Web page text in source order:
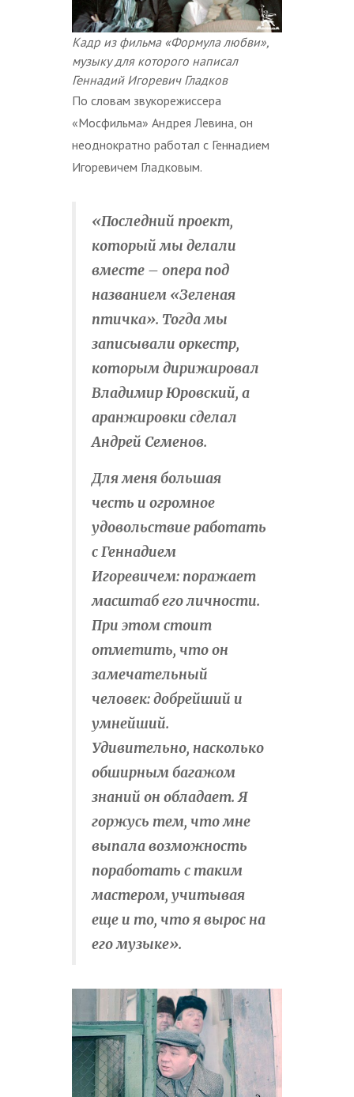
Кадр из фильма «Формула любви»,
музыку для которого написал
Геннадий Игоревич Гладков
По словам звукорежиссера
«Мосфильма» Андрея Левина, он
неоднократно работал с Геннадием
Игоревичем Гладковым.
«Последний проект,
который мы делали
вместе – опера под
названием «Зеленая
птичка». Тогда мы
записывали оркестр,
которым дирижировал
Владимир Юровский, а
аранжировки сделал
Андрей Семенов.
Для меня большая
честь и огромное
удовольствие работать
с Геннадием
Игоревичем: поражает
масштаб его личности.
При этом стоит
отметить, что он
замечательный
человек: добрейший и
умнейший.
Удивительно, насколько
обширным багажом
знаний он обладает. Я
горжусь тем, что мне
выпала возможность
поработать с таким
мастером, учитывая
еще и то, что я вырос на
его музыке».